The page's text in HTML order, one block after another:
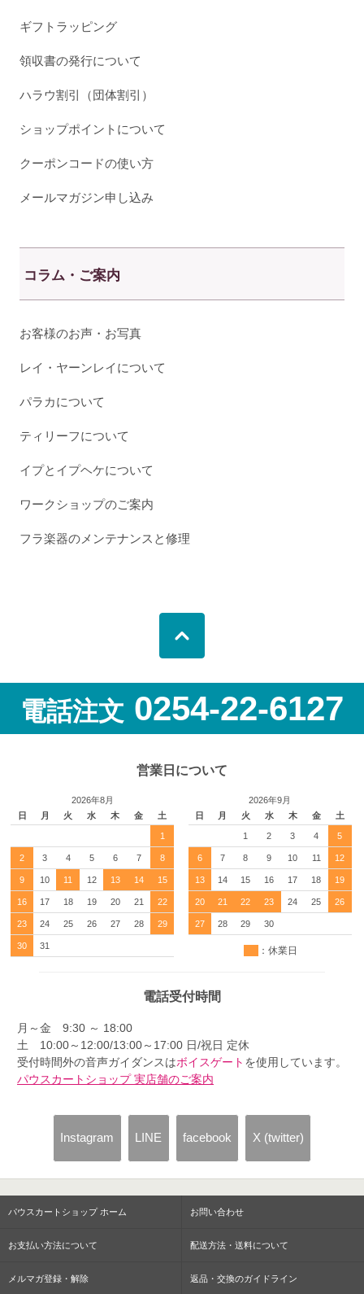
ギフトラッピング
領収書の発行について
ハラウ割引（団体割引）
ショップポイントについて
クーポンコードの使い方
メールマガジン申し込み
コラム・ご案内
お客様のお声・お写真
レイ・ヤーンレイについて
パラカについて
ティリーフについて
イプとイプヘケについて
ワークショップのご案内
フラ楽器のメンテナンスと修理
電話注文 0254-22-6127
営業日について
2026年8月
日
月 火 水 木 金 土
1
2 3 4 5 6 7 8
9 10 11 12 13 14 15
16 17 18 19 20 21 22
23 24 25 26 27 28 29
30 31
2026年9月
日
月 火 水 木 金 土
1 2 3 4 5
6 7 8 9 10 11 12
13 14 15 16 17 18 19
20 21 22 23 24 25 26
27 28 29 30
：休業日
電話受付時間
月～金 9:30 ～ 18:00
土 10:00～12:00/13:00～17:00 日/祝日 定休
受付時間外の音声ガイダンスはボイスゲート を使用しています。
パウスカートショップ 実店舗のご案内
Instagram LINE facebook X (twitter)
パウスカートショップ ホーム お問い合わせ
お支払い方法について 配送方法・送料について
メルマガ登録・解除 返品・交換のガイドライン